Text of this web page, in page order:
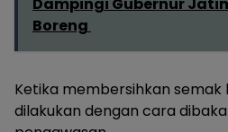
Boreng
Ketika membersihkan semak
dilakukan dengan cara